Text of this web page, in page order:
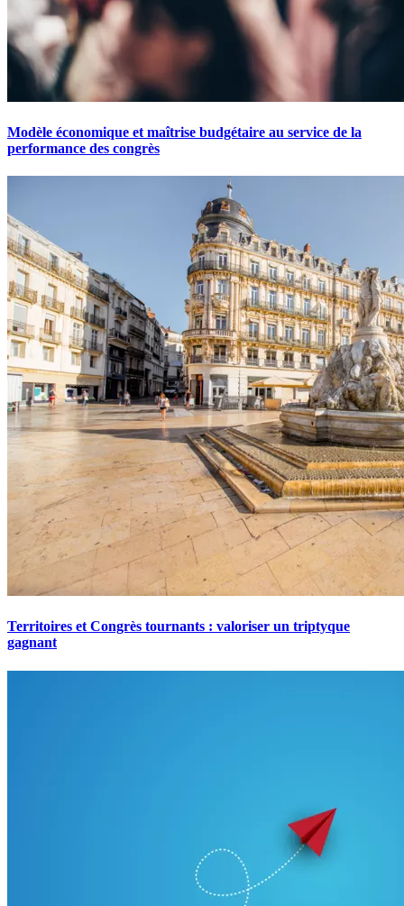
Modèle économique et maîtrise budgétaire au service de la
performance des congrès
Territoires et Congrès tournants : valoriser un triptyque
gagnant